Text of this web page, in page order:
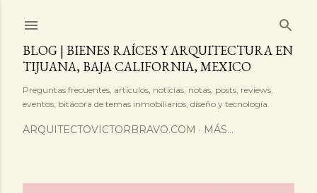
BLOG | BIENES RAÍCES Y ARQUITECTURA EN
TIJUANA, BAJA CALIFORNIA, MEXICO
Preguntas frecuentes, artículos, noticias, notas, posts, reviews,
eventos, bitácora de temas inmobiliarios, diseño y tecnología.
ARQUITECTOVICTORBRAVO.COM MÁS…